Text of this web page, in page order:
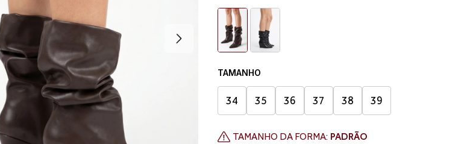
TAMANHO
34 35 36 37 38 39
TAMANHO DA FORMA: PADRÃO